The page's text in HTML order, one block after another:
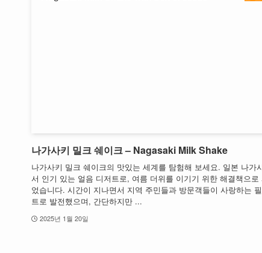
나가사키 밀크 쉐이크 – Nagasaki Milk Shake
나가사키 밀크 쉐이크의 맛있는 세계를 탐험해 보세요. 일본 나가
서 인기 있는 얼음 디저트로, 여름 더위를 이기기 위한 해결책으로
었습니다. 시간이 지나면서 지역 주민들과 방문객들이 사랑하는
트로 발전했으며, 간단하지만 ...
2025년 1월 20일